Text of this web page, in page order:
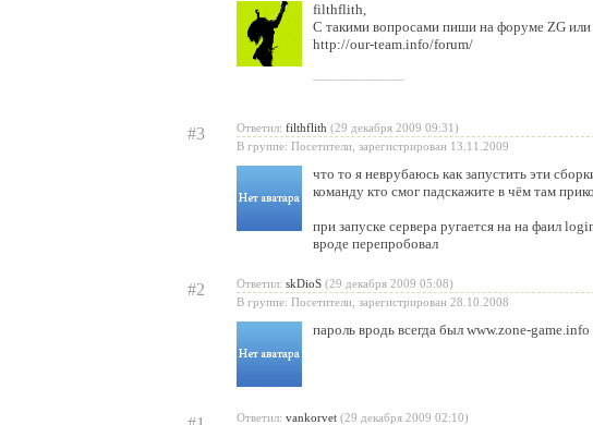
filthflith,
С такими вопросами пиши на форуме ZG
http://our-team.info/forum/
#3 Ответил: filthflith (29 декабря 2009 09:31)
В группе: Посетители, зарегистрирован 13.11.2009
что то я неврубаюсь как запустить эти
команду кто смог падскажите в чём там
при запуске сервера ругается на на фаил
вроде перепробовал
#2 Ответил: skDioS (29 декабря 2009 05:08)
В группе: Посетители, зарегистрирован 28.10.2008
пароль вродь всегда был www.zone-game.info
Ответил: vankorvet (29 декабря 2009 02:10)